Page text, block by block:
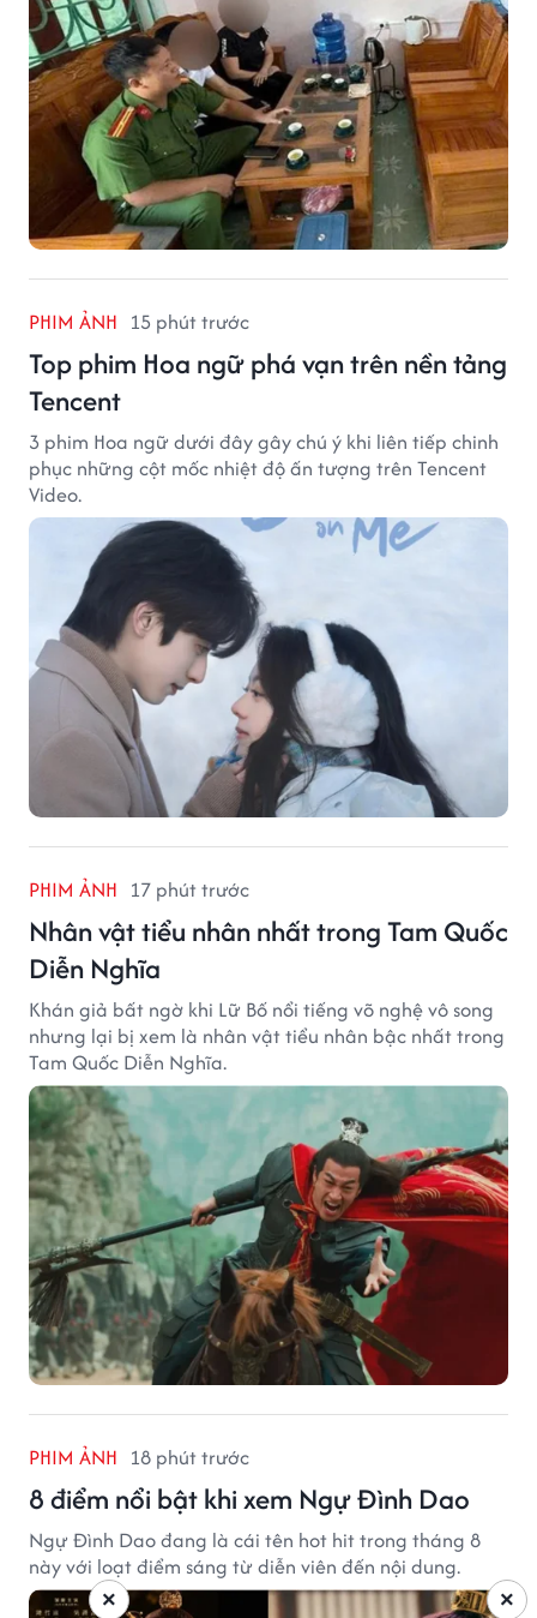
PHIM ẢNH 15 phút trước
Top phim Hoa ngữ phá vạn trên nền tảng
Tencent
3 phim Hoa ngữ dưới đây gây chú ý khi liên tiếp chinh
phục những cột mốc nhiệt độ ấn tượng trên Tencent
Video.
PHIM ẢNH 17 phút trước
Nhân vật tiểu nhân nhất trong Tam Quốc
Diễn Nghĩa
Khán giả bất ngờ khi Lữ Bố nổi tiếng võ nghệ vô song
nhưng lại bị xem là nhân vật tiểu nhân bậc nhất trong
Tam Quốc Diễn Nghĩa.
PHIM ẢNH 18 phút trước
8 điểm nổi bật khi xem Ngự Đình Dao
Ngự Đình Dao đang là cái tên hot hit trong tháng 8
này với loạt điểm sáng từ diễn viên đến nội dung.
×
×